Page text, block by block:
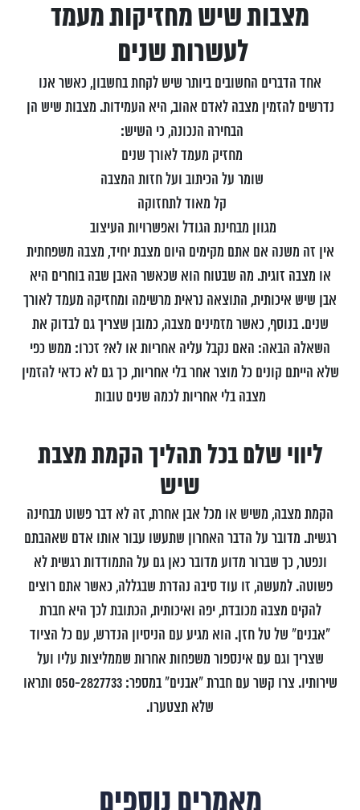
מצבות שיש מחזיקות מעמד
לעשרות שנים
אחד הדברים החשובים ביותר שיש לקחת בחשבון, כאשר אנו
נדרשים להזמין מצבה לאדם אהוב, היא העמידות. מצבות שיש הן
הבחירה הנכונה, כי השיש:
מחזיק מעמד לאורך שנים
שומר על הכיתוב ועל חזות המצבה
קל מאוד לתחזוקה
מגוון מבחינת הגודל ואפשרויות העיצוב
אין זה משנה אם אתם מקימים היום מצבת יחיד, מצבה משפחתית
או מצבה זוגית. מה שבטוח הוא שכאשר האבן שבה בוחרים היא
אבן שיש איכותית, התוצאה נראית מרשימה ומחזיקה מעמד לאורך
שנים. בנוסף, כאשר מזמינים מצבה, כמובן שצריך גם לבדוק את
השאלה הבאה: האם נקבל עליה אחריות או לא? זכרו: ממש כפי
שלא הייתם קונים כל מוצר אחר בלי אחריות, כך גם לא כדאי להזמין
מצבה בלי אחריות לכמה שנים טובות
ליווי שלם בכל תהליך הקמת מצבת
שיש
הקמת מצבה, משיש או מכל אבן אחרת, זה לא דבר פשוט מבחינה
רגשית. מדובר על הדבר האחרון שתעשו עבור אותו אדם שאהבתם
ונפטר, כך שברור מדוע מדובר כאן גם על התמודדות רגשית לא
פשוטה. למעשה, זו עוד סיבה נהדרת שבגללה, כאשר אתם רוצים
להקים מצבה מכובדת, יפה ואיכותית, הכתובת לכך היא חברת
"אבנים" של טל חזן. הוא מגיע עם הניסיון הנדרש, עם כל הציוד
שצריך וגם עם אינספור משפחות אחרות שממליצות עליו ועל
שירותיו. צרו קשר עם חברת "אבנים" במספר:
050-2827733 ותראו
שלא תצטערו.